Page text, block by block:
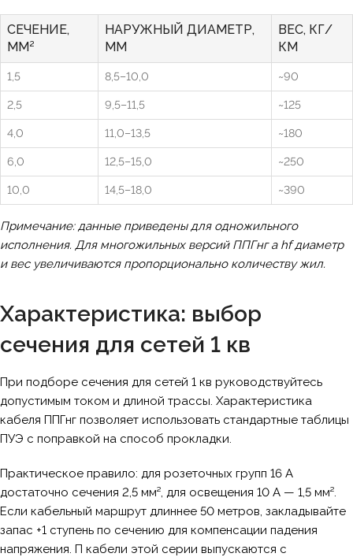
СЕЧЕНИЕ,
ММ²
НАРУЖНЫЙ ДИАМЕТР,
ММ
ВЕС, КГ/
КМ
1,5 8,5–10,0 ~90
2,5 9,5–11,5 ~125
4,0 11,0–13,5 ~180
6,0 12,5–15,0 ~250
10,0 14,5–18,0 ~390
Примечание: данные приведены для одножильного
исполнения. Для многожильных версий ППГнг а hf диаметр
и вес увеличиваются пропорционально количеству жил.
Характеристика: выбор
сечения для сетей 1 кв
При подборе сечения для сетей 1 кв руководствуйтесь
допустимым током и длиной трассы. Характеристика
кабеля ППГнг позволяет использовать стандартные таблицы
ПУЭ с поправкой на способ прокладки.
Практическое правило: для розеточных групп 16 А
достаточно сечения 2,5 мм², для освещения 10 А — 1,5 мм².
Если кабельный маршрут длиннее 50 метров, закладывайте
запас +1 ступень по сечению для компенсации падения
напряжения. П кабели этой серии выпускаются с